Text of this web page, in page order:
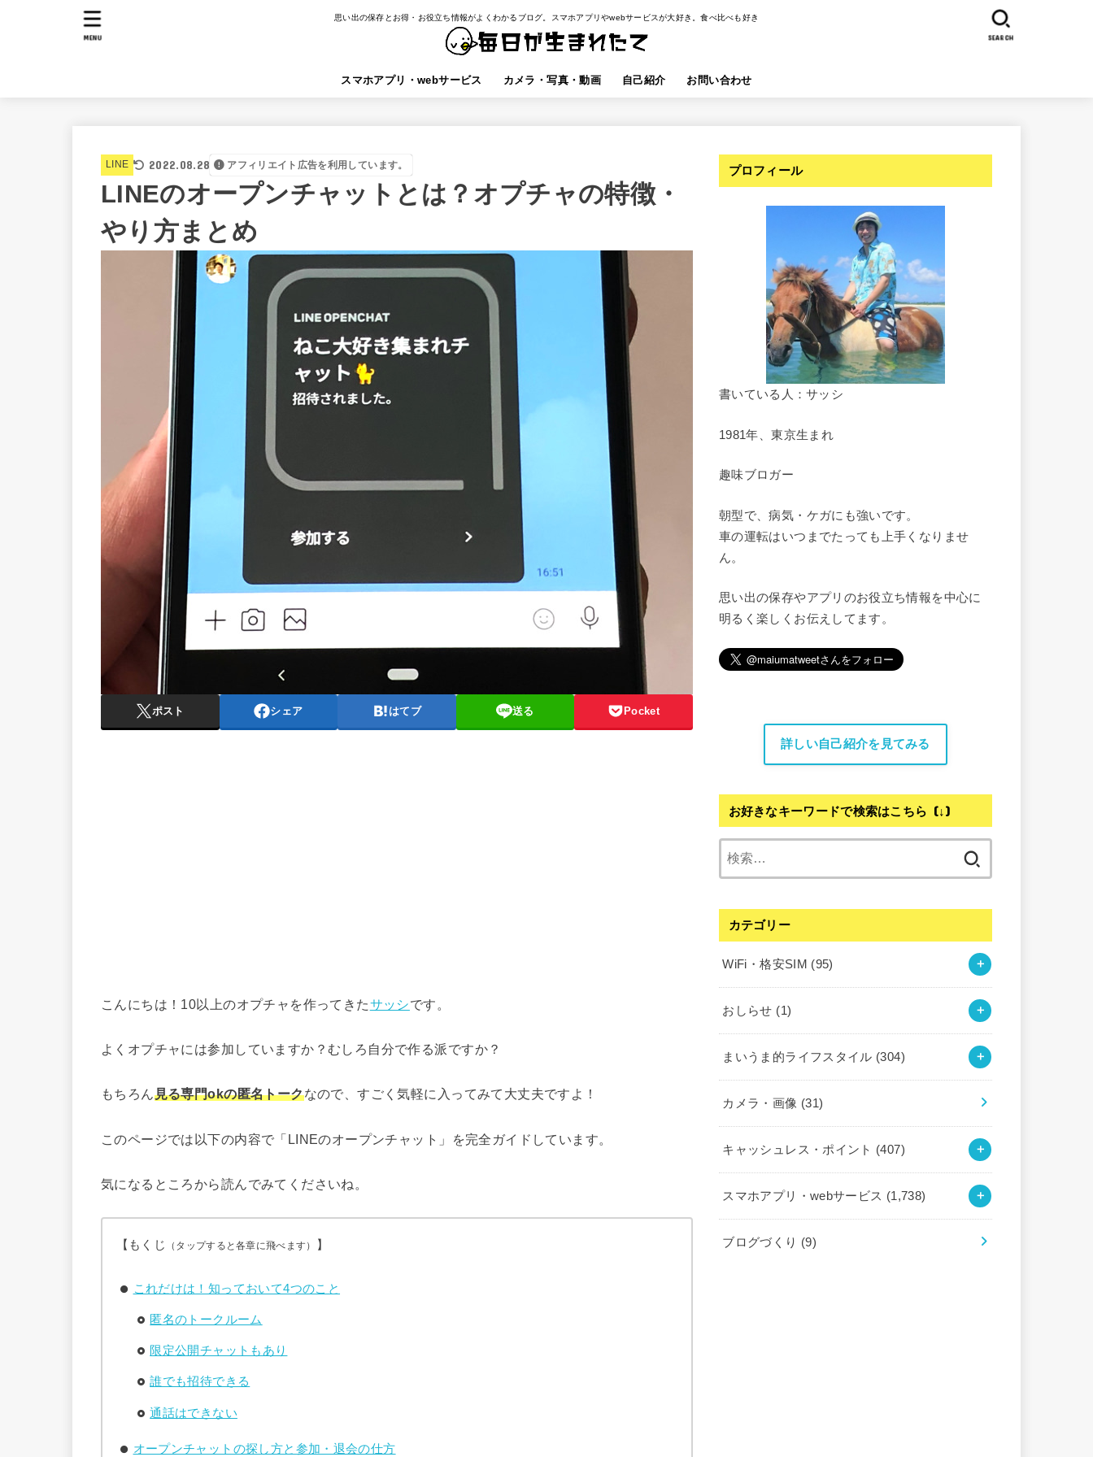
思い出の保存とお得・お役立ち情報がよくわかるブログ。スマホアプリやwebサービスが大好き。食べ比べも好き
スマホアプリ・webサービス カメラ・写真・動画 自己紹介 お問い合わせ
SEARCH
MENU
LINE 2022.08.28 アフィリエイト広告を利用しています。
LINEのオープンチャットとは？オプチャの特徴・
やり方まとめ
ポスト シェア はてブ 送る Pocket
こんにちは！10以上のオプチャを作ってきたサッシです。
よくオプチャには参加していますか？むしろ自分で作る派ですか？
もちろん見る専門okの匿名トークなので、すごく気軽に入ってみて大丈夫ですよ！
このページでは以下の内容で「LINEのオープンチャット」を完全ガイドしています。
気になるところから読んでみてくださいね。
【もくじ （タップすると各章に飛べます） 】
これだけは！知っておいて4つのこと
匿名のトークルーム
限定公開チャットもあり
誰でも招待できる
通話はできない
オープンチャットの探し方と参加・退会の仕方
プロフィール
書いている人：サッシ
1981年、東京生まれ
趣味ブロガー
朝型で、病気・ケガにも強いです。
車の運転はいつまでたっても上手くなりませ
ん。
思い出の保存やアプリのお役立ち情報を中心に
明るく楽しくお伝えしてます。
詳しい自己紹介を見てみる
お好きなキーワードで検索はこちら (↓)
カテゴリー
WiFi・格安SIM (95)
おしらせ (1)
まいうま的ライフスタイル (304)
カメラ・画像 (31)
キャッシュレス・ポイント (407)
スマホアプリ・webサービス (1,738)
ブログづくり (9)